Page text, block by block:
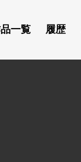
一覧 履歴